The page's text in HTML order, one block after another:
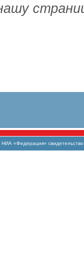
«Федерация»